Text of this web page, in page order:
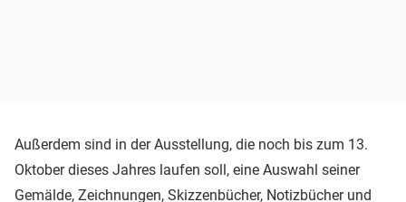
Außerdem sind in der Ausstellung, die noch bis zum 13.
Oktober dieses Jahres laufen soll, eine Auswahl seiner
Gemälde, Zeichnungen, Skizzenbücher, Notizbücher und